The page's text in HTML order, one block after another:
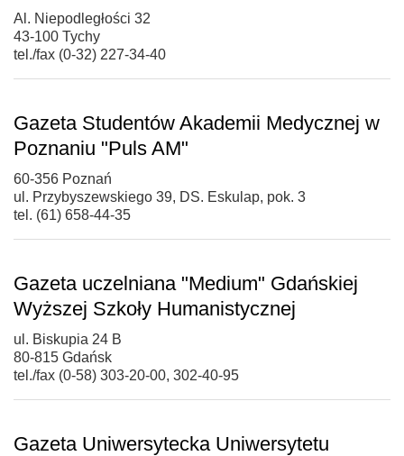
Al. Niepodległości 32
43-100 Tychy
tel./fax (0-32) 227-34-40
Gazeta Studentów Akademii Medycznej w
Poznaniu "Puls AM"
60-356 Poznań
ul. Przybyszewskiego 39, DS. Eskulap, pok. 3
tel. (61) 658-44-35
Gazeta uczelniana "Medium" Gdańskiej
Wyższej Szkoły Humanistycznej
ul. Biskupia 24 B
80-815 Gdańsk
tel./fax (0-58) 303-20-00, 302-40-95
Gazeta Uniwersytecka Uniwersytetu